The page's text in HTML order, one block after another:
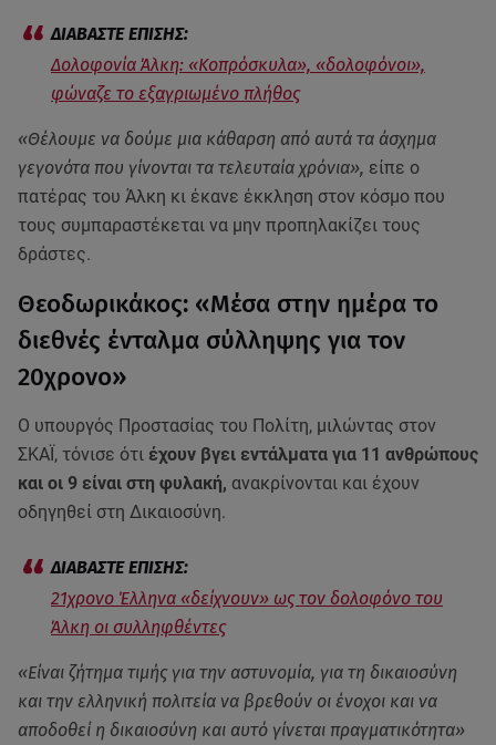
Δολοφονία Άλκη: «Κοπρόσκυλα», «δολοφόνοι»,
φώναζε το εξαγριωμένο πλήθος
«Θέλουμε να δούμε μια κάθαρση από αυτά τα άσχημα
γεγονότα που γίνονται τα τελευταία χρόνια», είπε ο
πατέρας του Άλκη κι έκανε έκκληση στον κόσμο που
τους συμπαραστέκεται να μην προπηλακίζει τους
δράστες.
Θεοδωρικάκος: «Μέσα στην ημέρα το
διεθνές ένταλμα σύλληψης για τον
20χρονο»
Ο υπουργός Προστασίας του Πολίτη, μιλώντας στον
ΣΚΑΪ, τόνισε ότι έχουν βγει εντάλματα για 11 ανθρώπους
και οι 9 είναι στη φυλακή, ανακρίνονται και έχουν
οδηγηθεί στη Δικαιοσύνη.
21χρονο Έλληνα «δείχνουν» ως τον δολοφόνο του
Άλκη οι συλληφθέντες
«Είναι ζήτημα τιμής για την αστυνομία, για τη δικαιοσύνη
και την ελληνική πολιτεία να βρεθούν οι ένοχοι και να
αποδοθεί η δικαιοσύνη και αυτό γίνεται πραγματικότητα»